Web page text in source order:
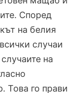
Според
на белия
случаи
на
Това го прави